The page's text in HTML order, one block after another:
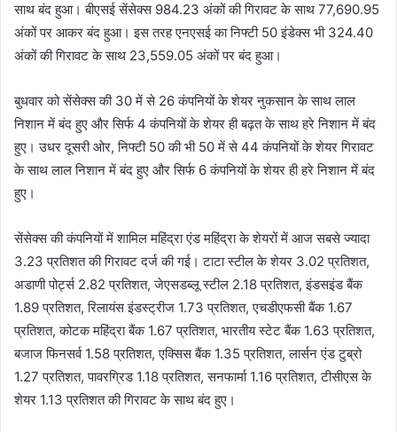
साथ बंद हुआ। बीएसई सेंसेक्स 984.23 अंकों की गिरावट के साथ 77,690.95
अंकों पर आकर बंद हुआ। इस तरह एनएसई का निफ्टी 50 इंडेक्स भी 324.40
अंकों की गिरावट के साथ 23,559.05 अंकों पर बंद हुआ।
बुधवार को सेंसेक्स की 30 में से 26 कंपनियों के शेयर नुकसान के साथ लाल
निशान में बंद हुए और सिर्फ 4 कंपनियों के शेयर ही बढ़त के साथ हरे निशान में बंद
हुए। उधर दूसरी ओर, निफ्टी 50 की भी 50 में से 44 कंपनियों के शेयर गिरावट
के साथ लाल निशान में बंद हुए और सिर्फ 6 कंपनियों के शेयर ही हरे निशान में बंद
हुए।
सेंसेक्स की कंपनियों में शामिल महिंद्रा एंड महिंद्रा के शेयरों में आज सबसे ज्यादा
3.23 प्रतिशत की गिरावट दर्ज की गई। टाटा स्टील के शेयर 3.02 प्रतिशत,
अडाणी पोर्ट्स 2.82 प्रतिशत, जेएसडब्लू स्टील 2.18 प्रतिशत, इंडसइंड बैंक
1.89 प्रतिशत, रिलायंस इंडस्ट्रीज 1.73 प्रतिशत, एचडीएफसी बैंक 1.67
प्रतिशत, कोटक महिंद्रा बैंक 1.67 प्रतिशत, भारतीय स्टेट बैंक 1.63 प्रतिशत,
बजाज फिनसर्व 1.58 प्रतिशत, एक्सिस बैंक 1.35 प्रतिशत, लार्सन एंड टुब्रो
1.27 प्रतिशत, पावरग्रिड 1.18 प्रतिशत, सनफार्मा 1.16 प्रतिशत, टीसीएस के
शेयर 1.13 प्रतिशत की गिरावट के साथ बंद हुए।